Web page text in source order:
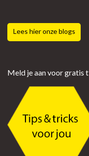
Lees hier onze blogs
Meld je aan voor gratis